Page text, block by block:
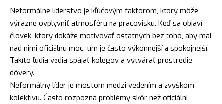
Neformálne líderstvo je kľúčovým faktorom, ktorý môže
výrazne ovplyvniť atmosféru na pracovisku. Keď sa objaví
človek, ktorý dokáže motivovať ostatných bez toho, aby mal
nad nimi oficiálnu moc, tím je často výkonnejší a spokojnejší.
Takíto ľudia vedia spájať kolegov a vytvárať prostredie
dôvery.
Neformálny líder je mostom medzi vedením a zvyškom
kolektívu. Často rozpozná problémy skôr než oficiálni